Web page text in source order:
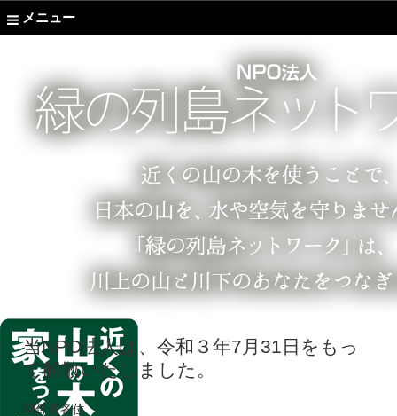
メニュー
当NPO法人は、令和３年7月31日をもっ
て解散いたしました。
関係者各位